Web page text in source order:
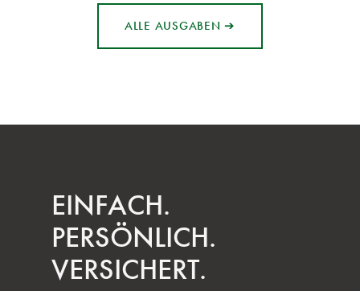
ALLE AUSGABEN ➔
EINFACH.
PERSÖNLICH.
VERSICHERT.